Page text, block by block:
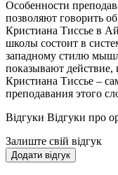
Особенности
позволяют говорить
Кристиана Тиссье в
школы состоит в
западному стилю
показывают
Кристиана Тиссье –
преподавания этого
Відгуки Відгуки про
Залиште свій відгук
Додати відгук